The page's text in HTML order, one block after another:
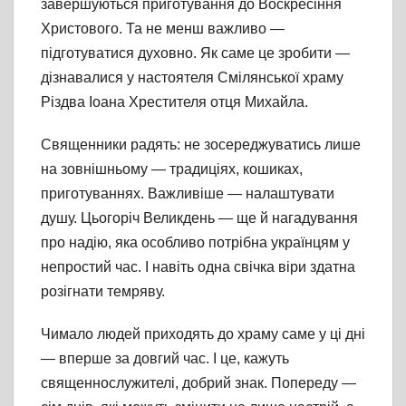
завершуються приготування до Воскресіння
Христового. Та не менш важливо —
підготуватися духовно. Як саме це зробити —
дізнавалися у настоятеля Смілянської храму
Різдва Іоана Хрестителя отця Михайла.
Священники радять: не зосереджуватись лише
на зовнішньому — традиціях, кошиках,
приготуваннях. Важливіше — налаштувати
душу. Цьогоріч Великдень — ще й нагадування
про надію, яка особливо потрібна українцям у
непростий час. І навіть одна свічка віри здатна
розігнати темряву.
Чимало людей приходять до храму саме у ці дні
— вперше за довгий час. І це, кажуть
священнослужителі, добрий знак. Попереду —